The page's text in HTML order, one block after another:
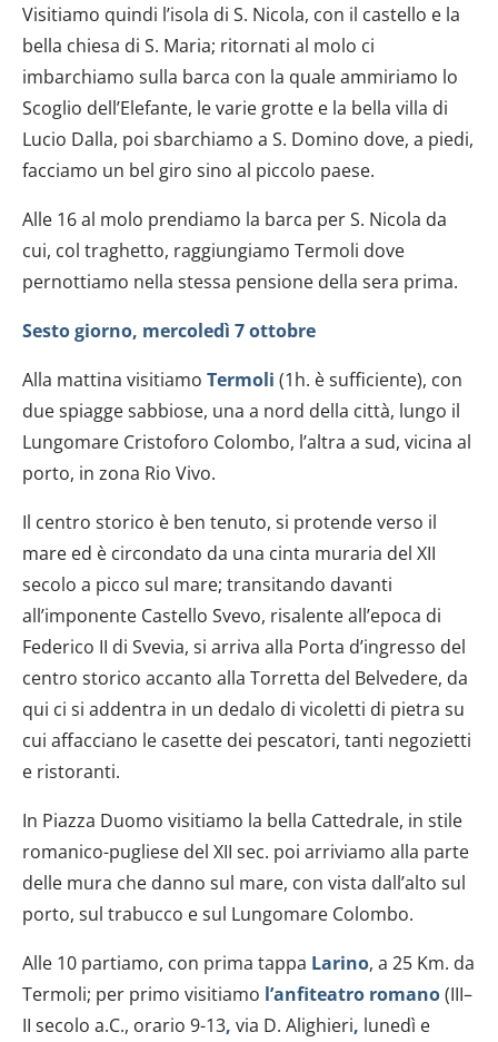
Visitiamo quindi l’isola di S. Nicola, con il castello e la
bella chiesa di S. Maria; ritornati al molo ci
imbarchiamo sulla barca con la quale ammiriamo lo
Scoglio dell’Elefante, le varie grotte e la bella villa di
Lucio Dalla, poi sbarchiamo a S. Domino dove, a piedi,
facciamo un bel giro sino al piccolo paese.
Alle 16 al molo prendiamo la barca per S. Nicola da
cui, col traghetto, raggiungiamo Termoli dove
pernottiamo nella stessa pensione della sera prima.
Sesto giorno, mercoledì 7 ottobre
Alla mattina visitiamo Termoli (1h. è sufficiente), con
due spiagge sabbiose, una a nord della città, lungo il
Lungomare Cristoforo Colombo, l’altra a sud, vicina al
porto, in zona Rio Vivo.
Il centro storico è ben tenuto, si protende verso il
mare ed è circondato da una cinta muraria del XII
secolo a picco sul mare; transitando davanti
all’imponente Castello Svevo, risalente all’epoca di
Federico II di Svevia, si arriva alla Porta d’ingresso del
centro storico accanto alla Torretta del Belvedere, da
qui ci si addentra in un dedalo di vicoletti di pietra su
cui affacciano le casette dei pescatori, tanti negozietti
e ristoranti.
In Piazza Duomo visitiamo la bella Cattedrale, in stile
romanico-pugliese del XII sec. poi arriviamo alla parte
delle mura che danno sul mare, con vista dall’alto sul
porto, sul trabucco e sul Lungomare Colombo.
Alle 10 partiamo, con prima tappa Larino, a 25 Km. da
Termoli; per primo visitiamo l’anfiteatro romano(III–
II secolo a.C., orario 9-13, via D. Alighieri, lunedì e